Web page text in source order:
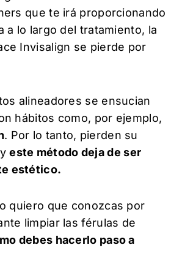
que te irá proporcionando
a lo largo del tratamiento, la
Invisalign se pierde por
alineadores se ensucian
hábitos como, por ejemplo,
. Por lo tanto, pierden su
yeste método deja de ser
estético.
quiero que conozcas por
limpiar las férulas de
debes hacerlo paso a